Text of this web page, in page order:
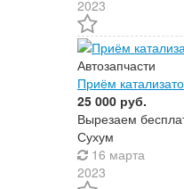
2023
Автозапчасти
Приём
25 000 руб.
Вырезаем
Сухум
16 марта
2023